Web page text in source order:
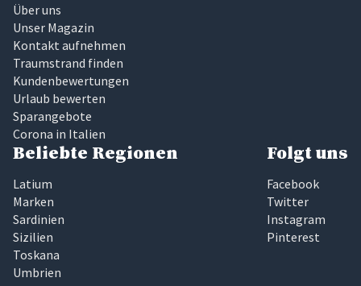
Über uns
Unser Magazin
Kontakt aufnehmen
Traumstrand finden
Kundenbewertungen
Urlaub bewerten
Sparangebote
Corona in Italien
Beliebte Regionen
Latium
Marken
Sardinien
Sizilien
Toskana
Umbrien
Folgt uns
Facebook
Twitter
Instagram
Pinterest